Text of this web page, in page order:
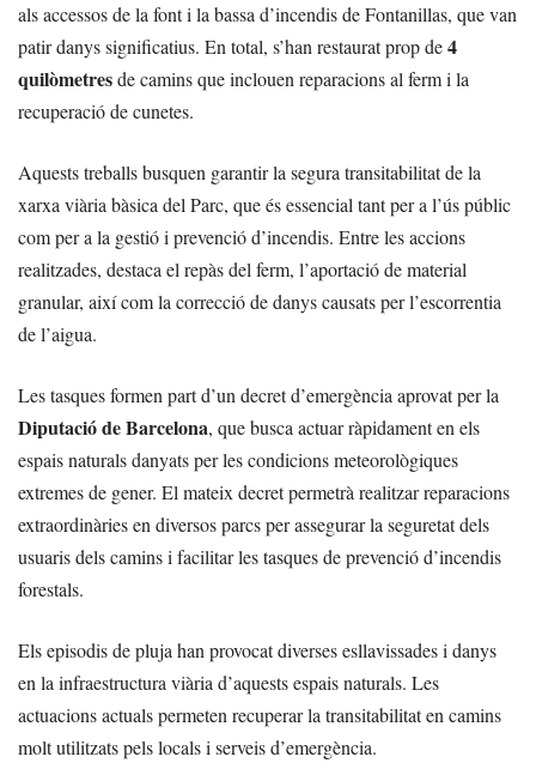
als accessos de la font i la bassa d’incendis de Fontanillas, que van
patir danys significatius. En total, s’han restaurat prop de4
quilòmetresde camins que inclouen reparacions al ferm i la
recuperació de cunetes.
Aquests treballs busquen garantir la segura transitabilitat de la
xarxa viària bàsica del Parc, que és essencial tant per a l’ús públic
com per a la gestió i prevenció d’incendis. Entre les accions
realitzades, destaca el repàs del ferm, l’aportació de material
granular, així com la correcció de danys causats per l’escorrentia
de l’aigua.
Les tasques formen part d’un decret d’emergència aprovat per la
Diputació de Barcelona, que busca actuar ràpidament en els
espais naturals danyats per les condicions meteorològiques
extremes de gener. El mateix decret permetrà realitzar reparacions
extraordinàries en diversos parcs per assegurar la seguretat dels
usuaris dels camins i facilitar les tasques de prevenció d’incendis
forestals.
Els episodis de pluja han provocat diverses esllavissades i danys
en la infraestructura viària d’aquests espais naturals. Les
actuacions actuals permeten recuperar la transitabilitat en camins
molt utilitzats pels locals i serveis d’emergència.